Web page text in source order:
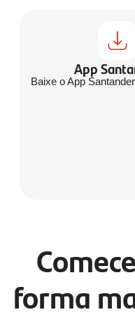
App
Baixe o App
forma